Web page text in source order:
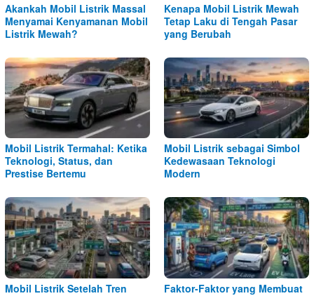
Akankah Mobil Listrik Massal
Menyamai Kenyamanan Mobil
Listrik Mewah?
Kenapa Mobil Listrik Mewah
Tetap Laku di Tengah Pasar
yang Berubah
Mobil Listrik Termahal: Ketika
Teknologi, Status, dan
Prestise Bertemu
Mobil Listrik sebagai Simbol
Kedewasaan Teknologi
Modern
Mobil Listrik Setelah Tren
Faktor-Faktor yang Membuat